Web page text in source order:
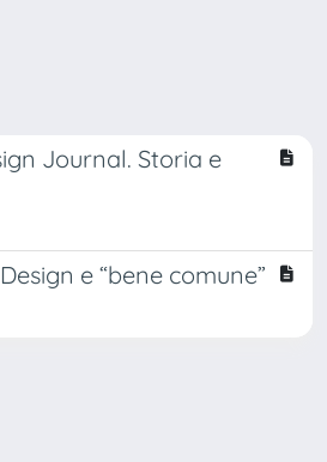
Journal. Storia e
e “bene comune”